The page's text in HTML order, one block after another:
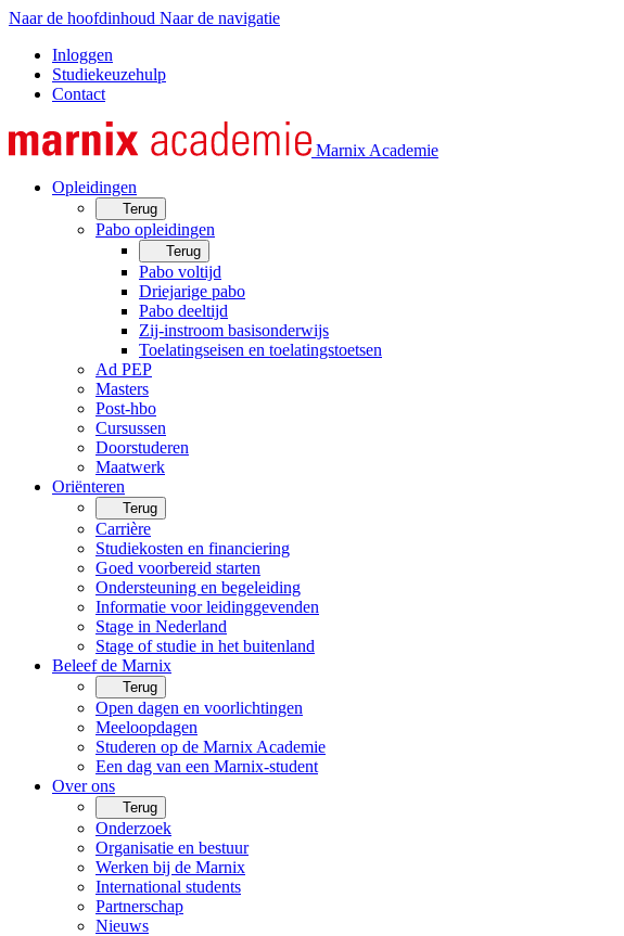
Naar de hoofdinhoud Naar de navigatie
Inloggen
Studiekeuzehulp
Contact
Marnix Academie
Opleidingen
Terug
Pabo opleidingen
Terug
Pabo voltijd
Driejarige pabo
Pabo deeltijd
Zij-instroom basisonderwijs
Toelatingseisen en toelatingstoetsen
Ad PEP
Masters
Post-hbo
Cursussen
Doorstuderen
Maatwerk
Oriënteren
Terug
Carrière
Studiekosten en financiering
Goed voorbereid starten
Ondersteuning en begeleiding
Informatie voor leidinggevenden
Stage in Nederland
Stage of studie in het buitenland
Beleef de Marnix
Terug
Open dagen en voorlichtingen
Meeloopdagen
Studeren op de Marnix Academie
Een dag van een Marnix-student
Over ons
Terug
Onderzoek
Organisatie en bestuur
Werken bij de Marnix
International students
Partnerschap
Nieuws